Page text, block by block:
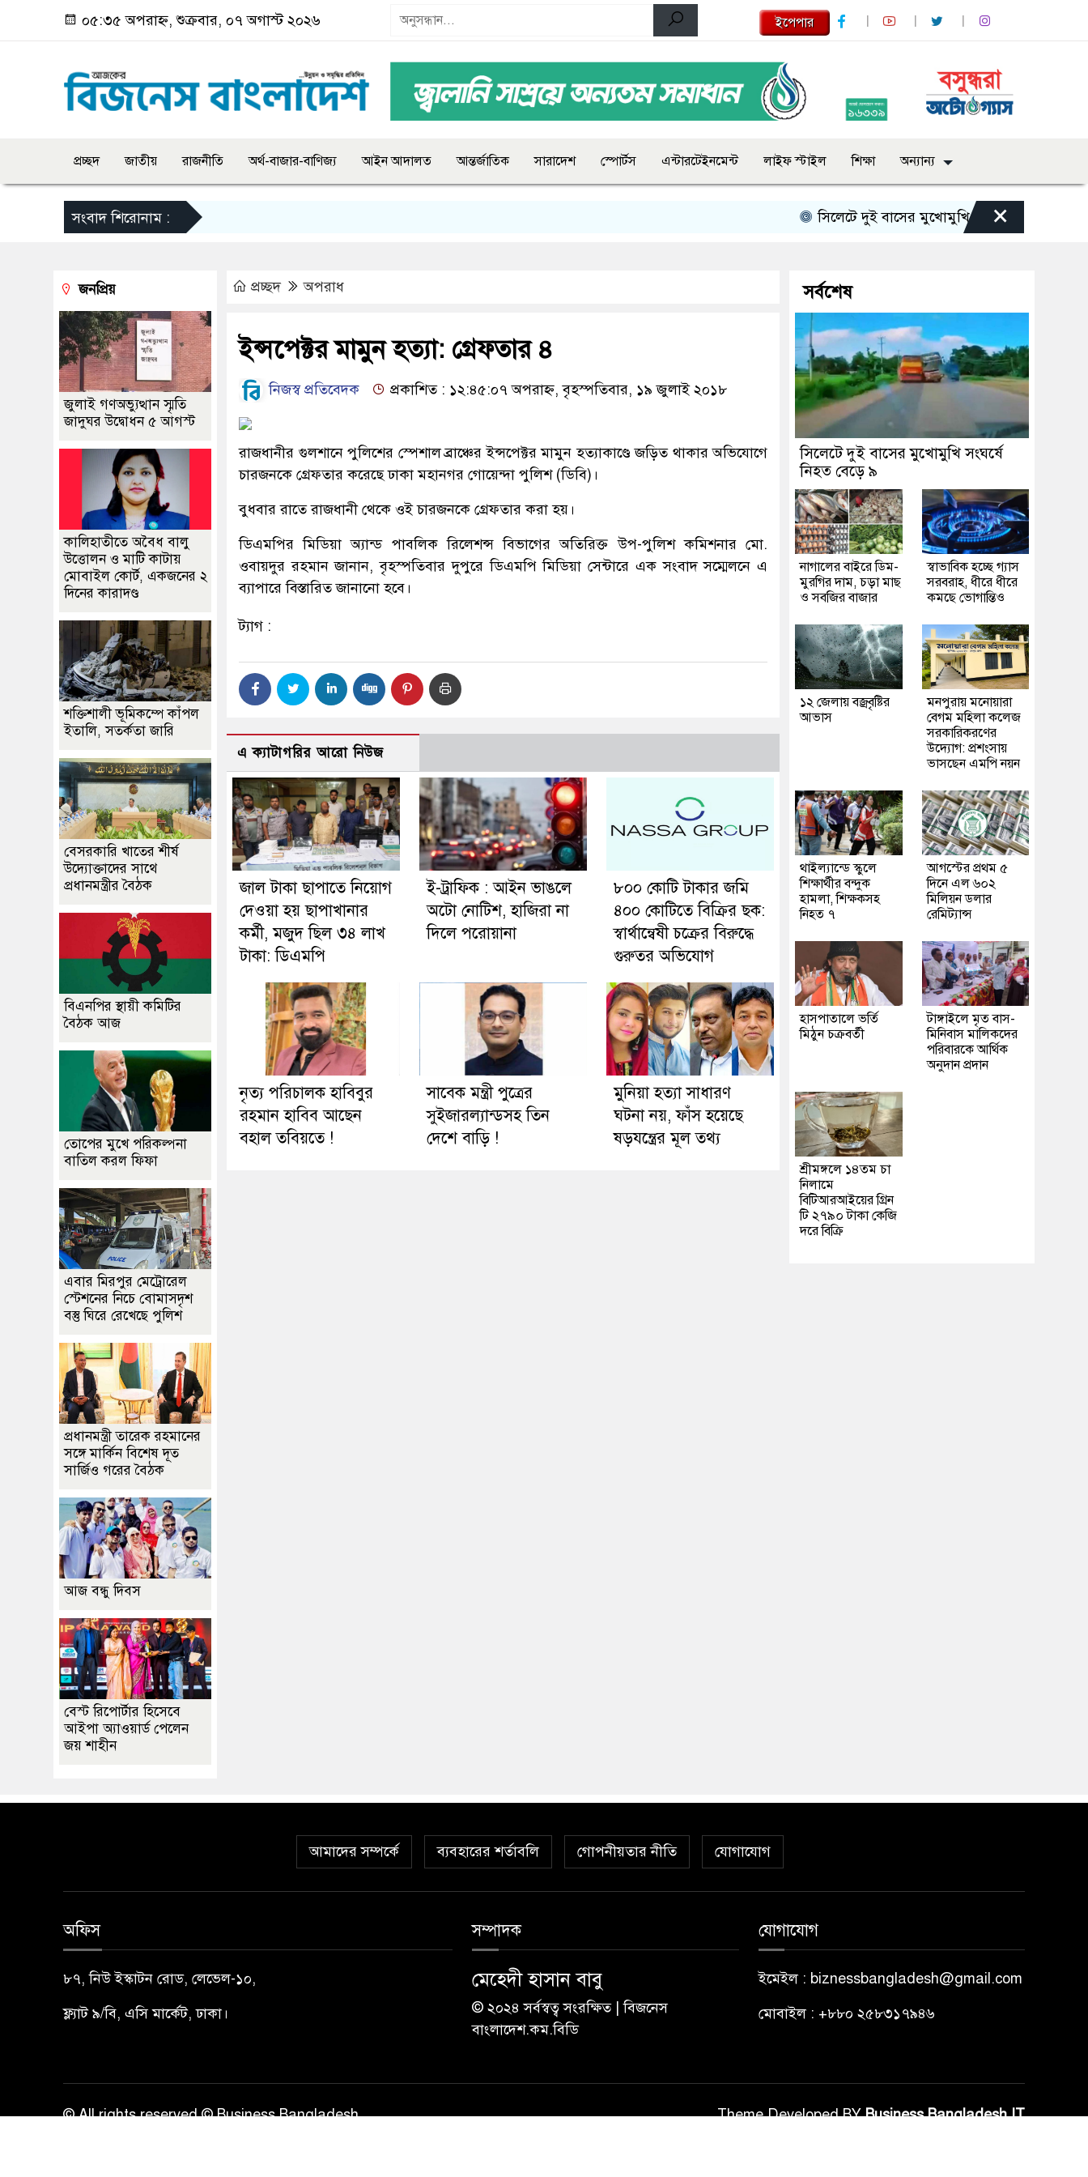
০৫:৩৫ অপরাহ্ন, শুক্রবার, ০৭ অগাস্ট ২০২৬ ইপেপার
প্রচ্ছদ জাতীয় রাজনীতি অর্থ-বাজার-বাণিজ্য আইন আদালত আন্তর্জাতিক সারাদেশ স্পোর্টস এন্টারটেইনমেন্ট লাইফ স্টাইল শিক্ষা অন্যান্য
সংবাদ শিরোনাম : সিলেটে দুই বাসের মুখোমুখি সংঘর্ষে নিহত বেড়ে ৯
×
প্রচ্ছদ অপরাধ
ইন্সপেক্টর মামুন হত্যা: গ্রেফতার ৪
নিজস্ব প্রতিবেদক প্রকাশিত : ১২:৪৫:০৭ অপরাহ্ন, বৃহস্পতিবার, ১৯ জুলাই ২০১৮
রাজধানীর গুলশানে পুলিশের স্পেশাল ব্রাঞ্চের ইন্সপেক্টর মামুন হত্যাকাণ্ডে জড়িত থাকার অভিযোগে
চারজনকে গ্রেফতার করেছে ঢাকা মহানগর গোয়েন্দা পুলিশ (ডিবি)।
বুধবার রাতে রাজধানী থেকে ওই চারজনকে গ্রেফতার করা হয়।
ডিএমপির মিডিয়া অ্যান্ড পাবলিক রিলেশন্স বিভাগের অতিরিক্ত উপ-পুলিশ কমিশনার মো.
ওবায়দুর রহমান জানান, বৃহস্পতিবার দুপুরে ডিএমপি মিডিয়া সেন্টারে এক সংবাদ সম্মেলনে এ
ব্যাপারে বিস্তারিত জানানো হবে।
ট্যাগ :
এ ক্যাটাগরির আরো নিউজ
জাল টাকা ছাপাতে নিয়োগ
দেওয়া হয় ছাপাখানার
কর্মী, মজুদ ছিল ৩৪ লাখ
টাকা: ডিএমপি
ই-ট্রাফিক : আইন ভাঙলে
অটো নোটিশ, হাজিরা না
দিলে পরোয়ানা
৮০০ কোটি টাকার জমি
৪০০ কোটিতে বিক্রির ছক:
স্বার্থান্বেষী চক্রের বিরুদ্ধে
গুরুতর অভিযোগ
নৃত্য পরিচালক হাবিবুর
রহমান হাবিব আছেন
বহাল তবিয়তে !
সাবেক মন্ত্রী পুত্রের
সুইজারল্যান্ডসহ তিন
দেশে বাড়ি !
মুনিয়া হত্যা সাধারণ
ঘটনা নয়, ফাঁস হয়েছে
ষড়যন্ত্রের মূল তথ্য
জনপ্রিয়
জুলাই গণঅভ্যুত্থান স্মৃতি
জাদুঘর উদ্বোধন ৫ আগস্ট
কালিহাতীতে অবৈধ বালু
উত্তোলন ও মাটি কাটায়
মোবাইল কোর্ট, একজনের ২
দিনের কারাদণ্ড
শক্তিশালী ভূমিকম্পে কাঁপল
ইতালি, সতর্কতা জারি
বেসরকারি খাতের শীর্ষ
উদ্যোক্তাদের সাথে
প্রধানমন্ত্রীর বৈঠক
বিএনপির স্থায়ী কমিটির
বৈঠক আজ
তোপের মুখে পরিকল্পনা
বাতিল করল ফিফা
এবার মিরপুর মেট্রোরেল
স্টেশনের নিচে বোমাসদৃশ
বস্তু ঘিরে রেখেছে পুলিশ
প্রধানমন্ত্রী তারেক রহমানের
সঙ্গে মার্কিন বিশেষ দূত
সার্জিও গরের বৈঠক
আজ বন্ধু দিবস
বেস্ট রিপোর্টার হিসেবে
আইপা অ্যাওয়ার্ড পেলেন
জয় শাহীন
সর্বশেষ
সিলেটে দুই বাসের মুখোমুখি সংঘর্ষে
নিহত বেড়ে ৯
নাগালের বাইরে ডিম-
মুরগির দাম, চড়া মাছ
ও সবজির বাজার
স্বাভাবিক হচ্ছে গ্যাস
সরবরাহ, ধীরে ধীরে
কমছে ভোগান্তিও
১২ জেলায় বজ্রবৃষ্টির
আভাস
মনপুরায় মনোয়ারা
বেগম মহিলা কলেজ
সরকারিকরণের
উদ্যোগ: প্রশংসায়
ভাসছেন এমপি নয়ন
থাইল্যান্ডে স্কুলে
শিক্ষার্থীর বন্দুক
হামলা, শিক্ষকসহ
নিহত ৭
আগস্টের প্রথম ৫
দিনে এল ৬০২
মিলিয়ন ডলার
রেমিট্যান্স
হাসপাতালে ভর্তি
মিঠুন চক্রবর্তী
টাঙ্গাইলে মৃত বাস-
মিনিবাস মালিকদের
পরিবারকে আর্থিক
অনুদান প্রদান
শ্রীমঙ্গলে ১৪তম চা
নিলামে
বিটিআরআইয়ের গ্রিন
টি ২৭৯০ টাকা কেজি
দরে বিক্রি
আমাদের সম্পর্কে ব্যবহারের শর্তাবলি গোপনীয়তার নীতি যোগাযোগ
অফিস
৮৭, নিউ ইস্কাটন রোড, লেভেল-১০,
ফ্ল্যাট ৯/বি, এসি মার্কেট, ঢাকা।
সম্পাদক
মেহেদী হাসান বাবু
© ২০২৪ সর্বস্বত্ব সংরক্ষিত | বিজনেস
বাংলাদেশ.কম.বিডি
যোগাযোগ
ইমেইল : biznessbangladesh@gmail.com
মোবাইল : +৮৮০ ২৫৮৩১৭৯৪৬
© All rights reserved © Business Bangladesh Theme Developed BYBusiness Bangladesh IT